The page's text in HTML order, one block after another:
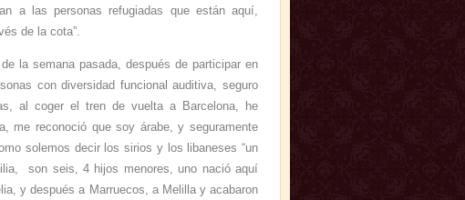
a las personas refugiadas que están aquí,
de la cota”.
la semana pasada, después de participar en
con diversidad funcional auditiva, seguro
al coger el tren de vuelta a Barcelona, he
me reconoció que soy árabe, y seguramente
solemos decir los sirios y los libaneses “un
son seis, 4 hijos menores, uno nació aquí
y después a Marruecos, a Melilla y acabaron